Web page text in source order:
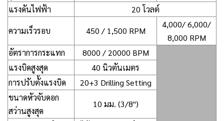
แรงดันไฟฟ้า
20 โวลต์
ความเร็วรอบ 450 / 1,500 RPM
4,000/ 6,000/
8,000 RPM
อัตราการกระแทก
8000 / 20000 BPM
แรงบิดสูงสุด
40 นิวตันเมตร
การปรับตั้งแรงบิด
20+3 Drilling Setting
ขนาดหัวจับดอก
สว่านสูงสุด
10 มม. (3/8")